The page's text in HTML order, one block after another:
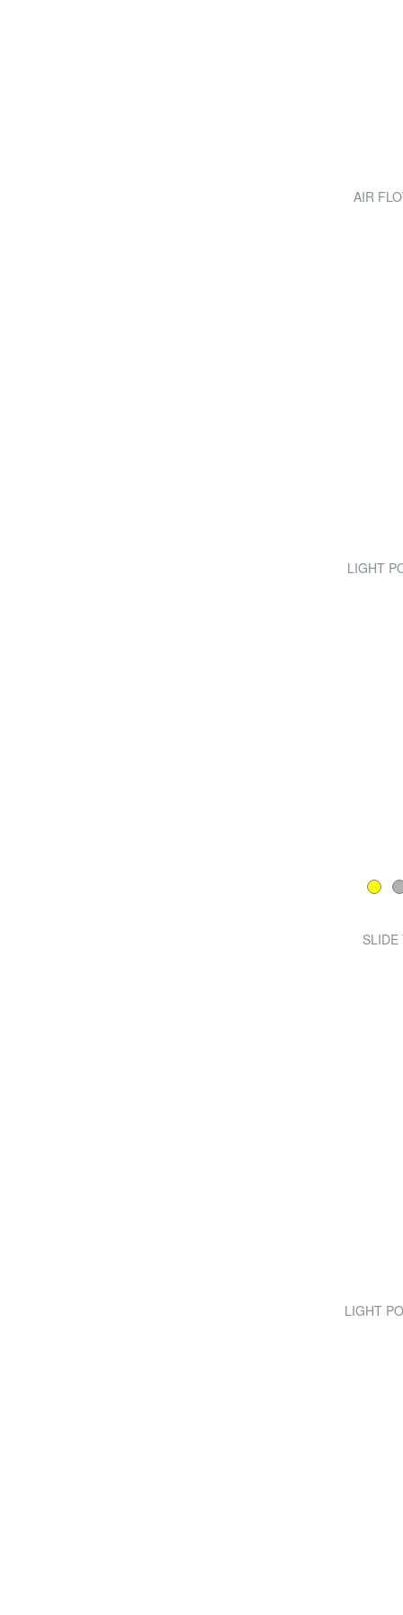
AIR
LIGHT
LIGHT